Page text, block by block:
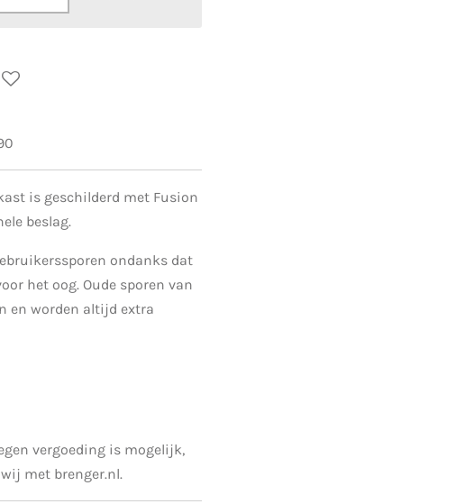
is geschilderd met Fusion
beslag.
ondanks dat
het oog. Oude sporen van
en worden altijd extra
vergoeding is mogelijk,
met brenger.nl.